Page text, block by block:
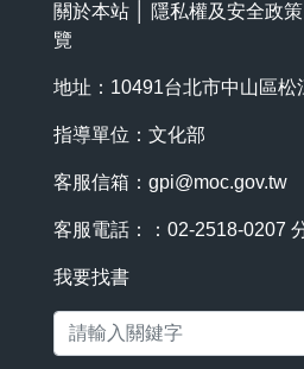
關於本站 隱私權及安全政策
覽
地址：10491台北市中山區松
指導單位：文化部
客服信箱： gpi@moc.gov.tw
客服電話：：02-2518-0207
我要找書